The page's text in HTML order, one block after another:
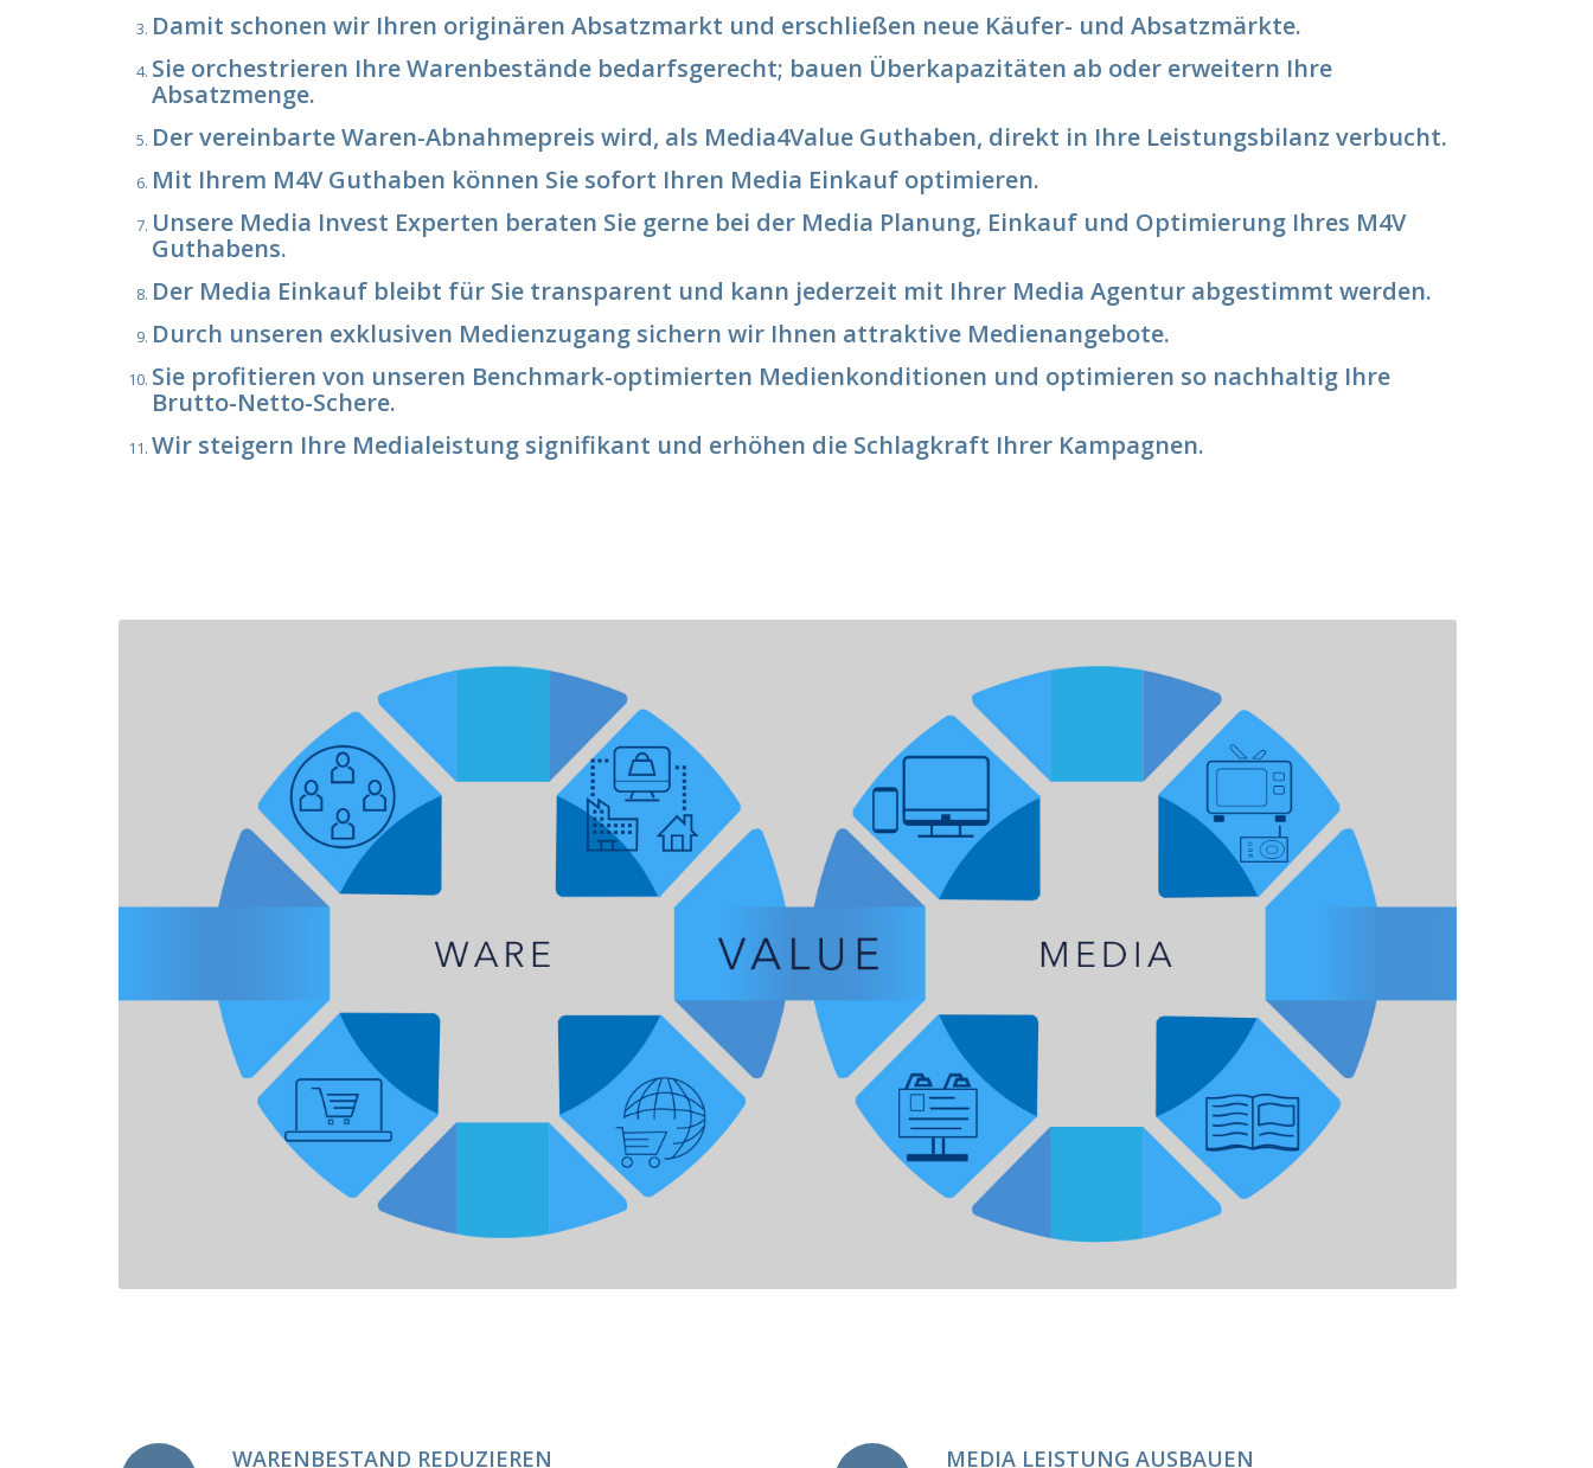
Damit schonen wir Ihren originären Absatzmarkt und erschließen neue Käufer- und Absatzmärkte.
Sie orchestrieren Ihre Warenbestände bedarfsgerecht; bauen Überkapazitäten ab oder erweitern Ihre
Absatzmenge.
Der vereinbarte Waren-Abnahmepreis wird, als Media4Value Guthaben, direkt in Ihre Leistungsbilanz verbucht.
Mit Ihrem M4V Guthaben können Sie sofort Ihren Media Einkauf optimieren.
Unsere Media Invest Experten beraten Sie gerne bei der Media Planung, Einkauf und Optimierung Ihres M4V
Guthabens.
Der Media Einkauf bleibt für Sie transparent und kann jederzeit mit Ihrer Media Agentur abgestimmt werden.
Durch unseren exklusiven Medienzugang sichern wir Ihnen attraktive Medienangebote.
Sie profitieren von unseren Benchmark-optimierten Medienkonditionen und optimieren so nachhaltig Ihre
Brutto-Netto-Schere.
Wir steigern Ihre Medialeistung signifikant und erhöhen die Schlagkraft Ihrer Kampagnen.
WARENBESTAND REDUZIEREN MEDIA LEISTUNG AUSBAUEN